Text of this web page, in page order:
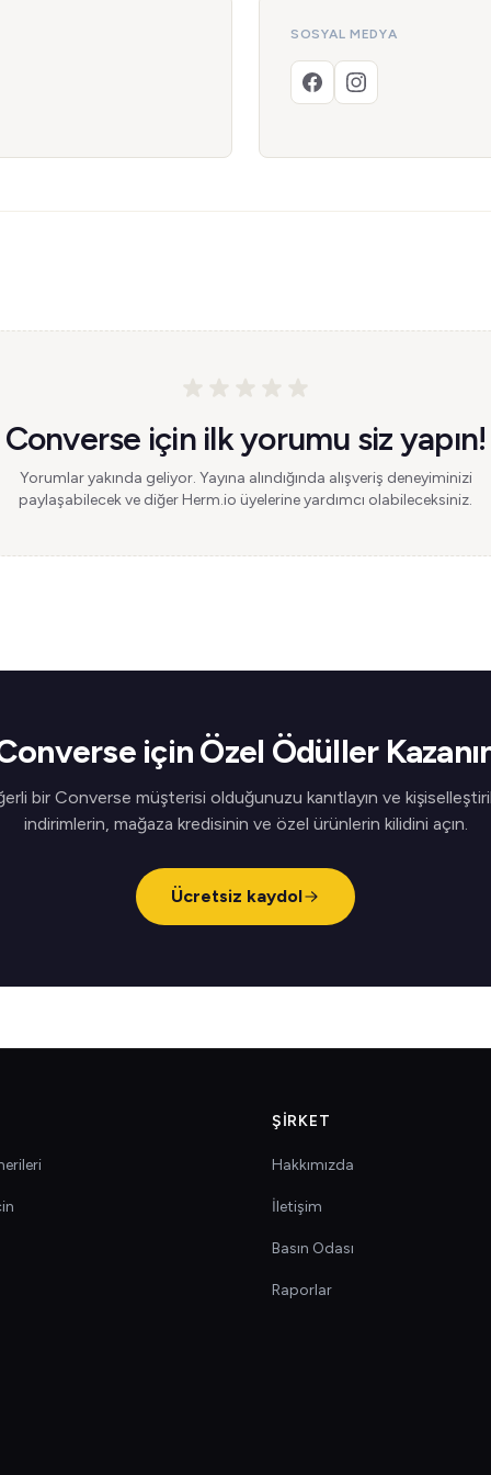
SOSYAL MEDYA
Converse için ilk yorumu siz yapın!
Yorumlar yakında geliyor. Yayına alındığında alışveriş deneyiminizi
paylaşabilecek ve diğer Herm.io üyelerine yardımcı olabileceksiniz.
için Özel Ödüller
bir Converse müşterisi olduğunuzu kanıtlayın ve
indirimlerin, mağaza kredisinin ve özel ürünlerin kilidini açın.
Ücretsiz kaydol
ŞIRKET
Hakkımızda
İletişim
Basın Odası
Raporlar